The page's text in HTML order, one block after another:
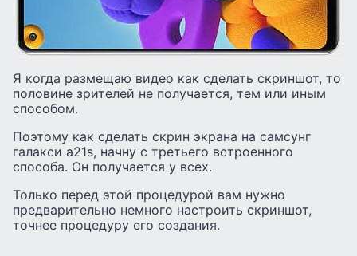
Я когда размещаю видео как сделать скриншот, то
половине зрителей не получается, тем или иным
способом.
Поэтому как сделать скрин экрана на самсунг
галакси а21s, начну с третьего встроенного
способа. Он получается у всех.
Только перед этой процедурой вам нужно
предварительно немного настроить скриншот,
точнее процедуру его создания.